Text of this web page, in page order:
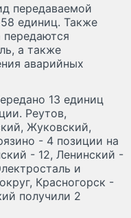
передаваемой
единиц. Также
а также
аварийных
13 единиц
Реутов,
Жуковский,
- 4 позиции на
- 12, Ленинский -
и
Красногорск -
получили 2